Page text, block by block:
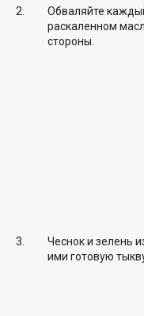
Обваляйте
раскаленном
стороны.
Чеснок и зелень
ими готовую